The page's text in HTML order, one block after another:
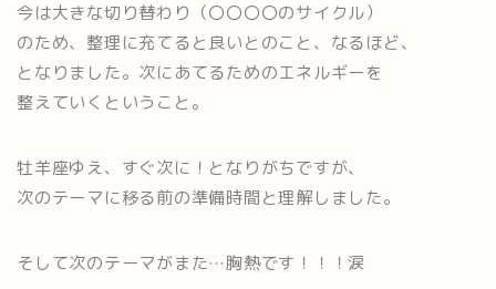
今は大きな切り替わり（〇〇〇〇のサイクル）
のため、整理に充てると良いとのこと、なるほど、
となりました。次にあてるためのエネルギーを
整えていくということ。
牡羊座ゆえ、すぐ次に！となりがちですが、
次のテーマに移る前の準備時間と理解しました。
そして次のテーマがまた…胸熱です！！！涙